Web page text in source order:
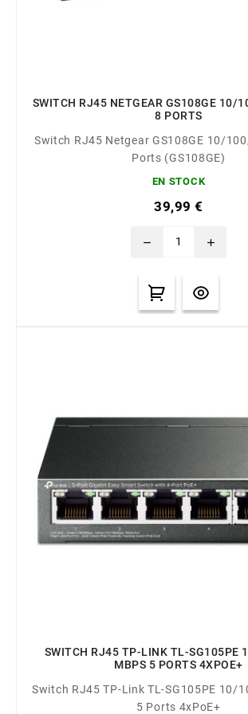
SWITCH RJ45 NETGEAR GS108GE 10/
8 PORTS
Switch RJ45 Netgear GS108GE 10/
Ports (GS108GE)
EN STOCK
39,99 €
remove add
SWITCH RJ45 TP-LINK TL-SG105PE
MBPS 5 PORTS 4XPOE+
Switch RJ45 TP-Link TL-SG105PE 10/
5 Ports 4xPoE+